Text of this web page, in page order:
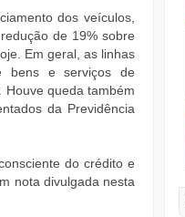
dos veículos,
de 19% sobre
Em geral, as linhas
bens e serviços de
Houve queda também
da Previdência
do crédito e
nota divulgada nesta